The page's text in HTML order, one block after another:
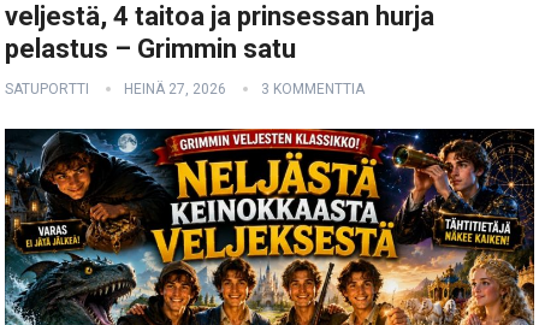
veljestä, 4 taitoa ja prinsessan hurja
pelastus – Grimmin satu
SATUPORTTI HEINÄ 27, 2026 3 KOMMENTTIA